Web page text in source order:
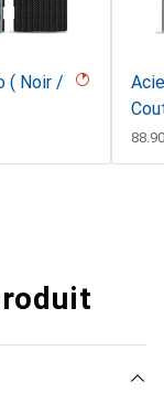
( Noir /
CHF